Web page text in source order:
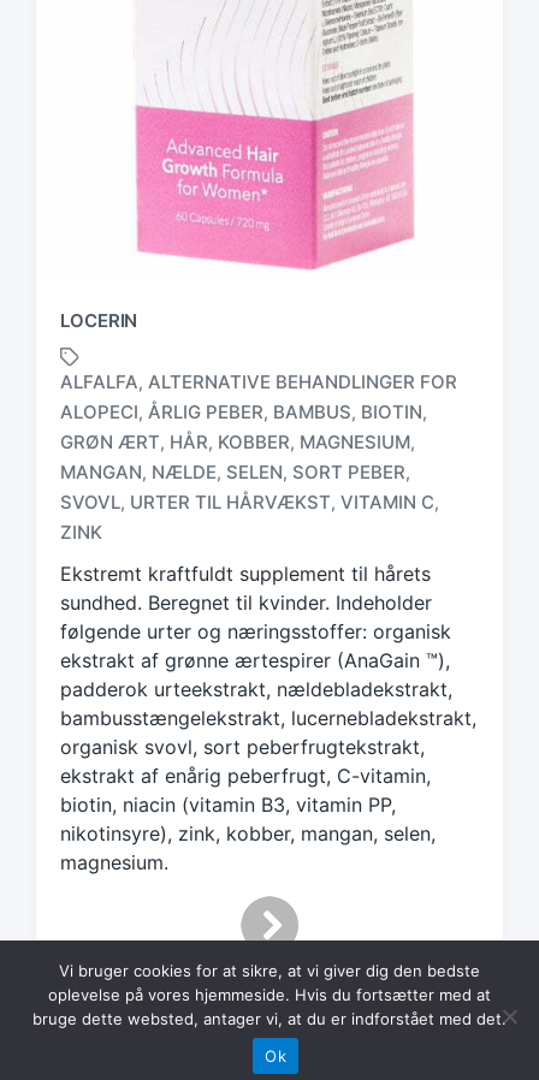
LOCERIN
a
g
g
d
w
i
t
h
ALFALFA, ALTERNATIVE BEHANDLINGER FOR
ALOPECI, ÅRLIG PEBER, BAMBUS, BIOTIN,
GRØN ÆRT, HÅR, KOBBER, MAGNESIUM,
MANGAN, NÆLDE, SELEN, SORT PEBER,
SVOVL, URTER TIL HÅRVÆKST, VITAMIN C,
ZINK
Ekstremt kraftfuldt supplement til hårets
sundhed. Beregnet til kvinder. Indeholder
følgende urter og næringsstoffer: organisk
ekstrakt af grønne ærtespirer (AnaGain ™),
padderok urteekstrakt, nældebladekstrakt,
bambusstængelekstrakt, lucernebladekstrakt,
organisk svovl, sort peberfrugtekstrakt,
ekstrakt af enårig peberfrugt, C-vitamin,
biotin, niacin (vitamin B3, vitamin PP,
nikotinsyre), zink, kobber, mangan, selen,
magnesium.
Vi bruger cookies for at sikre, at vi giver dig den bedste
oplevelse på vores hjemmeside. Hvis du fortsætter med at
bruge dette websted, antager vi, at du er indforstået med det.
Ok